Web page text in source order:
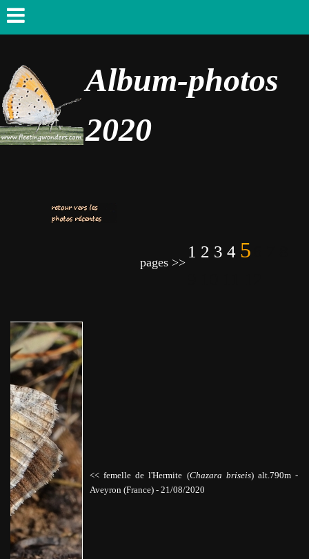
Album-photos
2020
pages >>
1 2 3 4 5
<< femelle de l'Hermite (Chazara briseis)alt.790m-
Aveyron (France) - 21/08/2020